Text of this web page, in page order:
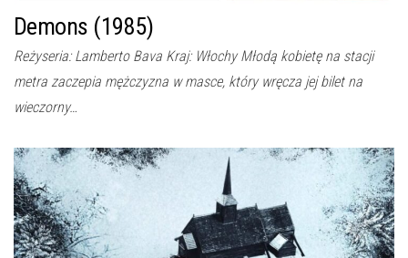
Demons (1985)
Reżyseria: Lamberto Bava Kraj: Włochy Młodą kobietę na stacji
metra zaczepia mężczyzna w masce, który wręcza jej bilet na
wieczorny…